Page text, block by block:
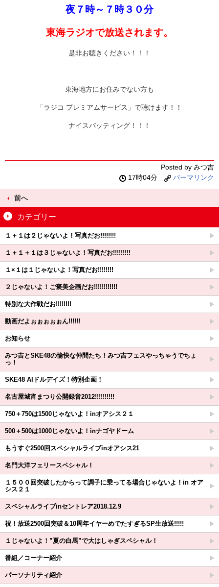
夜７時～７時３０分
東海ラジオで放送されます。
是非お聴きください！！！
東海地方にお住みでない方も
「ラジコ プレミアムサービス」で聴けます！！
ナイスバッティング！！！
Posted by みつ吉
17時04分
パーマリンク
前へ
カテゴリー
１＋１は２じゃないよ！写真だお!!!!!!!!
１＋１＋１は３じゃないよ！写真だお!!!!!!!!!
１×１は１じゃないよ！写真だお!!!!!!!!
２じゃないよ！ご褒美企画だお!!!!!!!!!!!!
特別な大作戦だお!!!!!!!!
動画だよぉぉぉぉぉん!!!!!!
お知らせ
みつ吉とSKE48の愉快な仲間たち！みつ吉フェスやっちゃうでちょ
っ！
SKE48 AIドルデイズ！特別企画！
名古屋城宵まつり公開録音2012!!!!!!!!!!
750＋750は1500じゃないよ！inオアシス２１
500＋500は1000じゃないよ！inナゴヤドーム
もうすぐ2500回スペシャルライブinオアシス21
名門大洋フェリースペシャル！
１５００回突破したからって調子に乗ってる場合じゃないよ！in オア
シス２１
スペシャルライブinセントレア2018.12.9
祝！放送2500回突破＆10周年イヤーめでたすぎるSP生放送!!!!!
１じゃないよ！”夏の白馬”で大はしゃぎスペシャル！
番組／コーナー紹介
パーソナリティ紹介